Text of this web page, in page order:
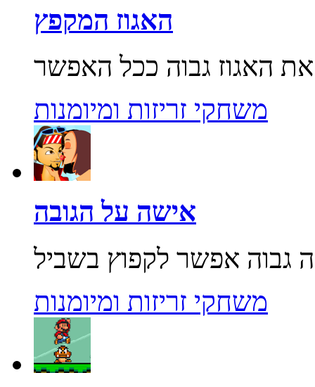
האגוז המקפץ
משחקי זריזות ומיומנות
אישה על הגובה
משחקי זריזות ומיומנות